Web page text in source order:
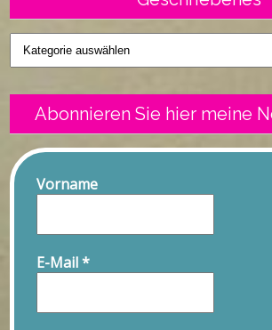
Geschriebenes
Abonnieren Sie hier meine
Vorname
E-Mail*